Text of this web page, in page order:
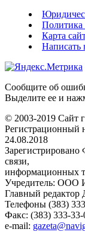
Политика
Карта
Написать
Сообщите об
Выделите ее и
© 2003-2019 Сайт
Регистрационный
24.08.2018
Зарегистрировано
связи,
информационных
Учредитель: ООО
Главный
Телефоны (383)
Факс: (383) 333-33-
e-mail: